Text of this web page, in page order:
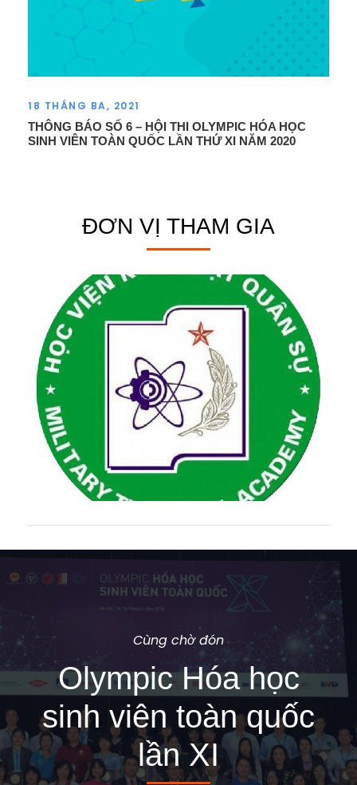
18 THÁNG BA, 2021
THÔNG BÁO SỐ 6 – HỘI THI OLYMPIC HÓA HỌC
SINH VIÊN TOÀN QUỐC LẦN THỨ XI NĂM 2020
ĐƠN VỊ THAM GIA
HỌC VIỆN KỸ THUẬT QUÂN SỰ
Cùng chờ đón
Olympic Hóa học
sinh viên toàn quốc
lần XI